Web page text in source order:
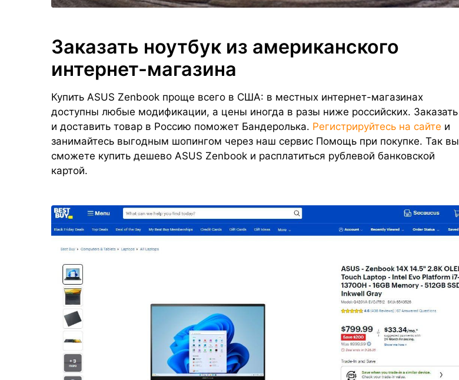
Заказать ноутбук из американского
интернет-магазина
Купить ASUS Zenbook проще всего в США: в местных интернет-магазинах
доступны любые модификации, а цены иногда в разы ниже российских. Заказать
и доставить товар в Россию поможет Бандеролька. Регистрируйтесь на сайте и
занимайтесь выгодным шопингом через наш сервис Помощь при покупке. Так вы
сможете купить дешево ASUS Zenbook и расплатиться рублевой банковской
картой.